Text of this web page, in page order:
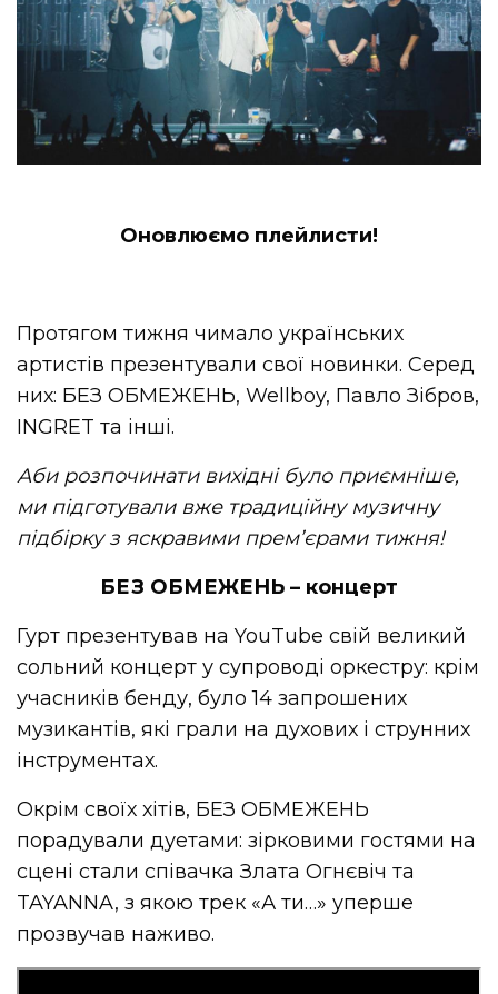
Оновлюємо плейлисти!
Протягом тижня чимало українських
артистів презентували свої новинки. Серед
них: БЕЗ ОБМЕЖЕНЬ, Wellboy, Павло Зібров,
INGRET та інші.
Аби розпочинати вихідні було приємніше,
ми підготували вже традиційну музичну
підбірку з яскравими прем’єрами тижня!
БЕЗ ОБМЕЖЕНЬ – концерт
Гурт презентував на YouTube свій великий
сольний концерт у супроводі оркестру: крім
учасників бенду, було 14 запрошених
музикантів, які грали на духових і струнних
інструментах.
Окрім своїх хітів, БЕЗ ОБМЕЖЕНЬ
порадували дуетами: зірковими гостями на
сцені стали співачка Злата Огнєвіч та
TAYANNA, з якою трек «А ти…» уперше
прозвучав наживо.